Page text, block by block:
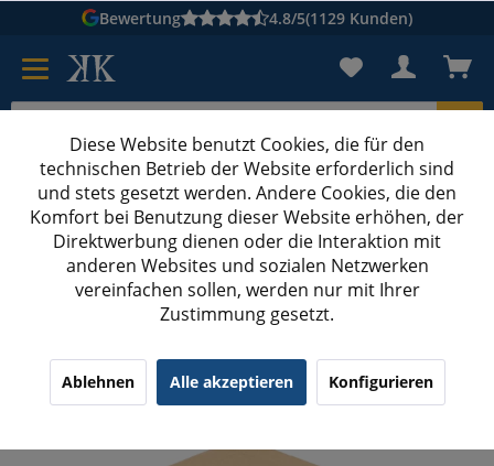
Bewertung 4.8/5(1129 Kunden)
Karton suchen
Kartons bedruckenKartons nach Maß
Felgenkartons bedrucken
470x470x40-270 mm Felgenkartons 17 Zoll mit
(27) 4.63/5.00
Diese Website benutzt Cookies, die für den
technischen Betrieb der Website erforderlich sind
und stets gesetzt werden. Andere Cookies, die den
Komfort bei Benutzung dieser Website erhöhen, der
Direktwerbung dienen oder die Interaktion mit
anderen Websites und sozialen Netzwerken
vereinfachen sollen, werden nur mit Ihrer
Zustimmung gesetzt.
Ablehnen Alle akzeptieren Konfigurieren